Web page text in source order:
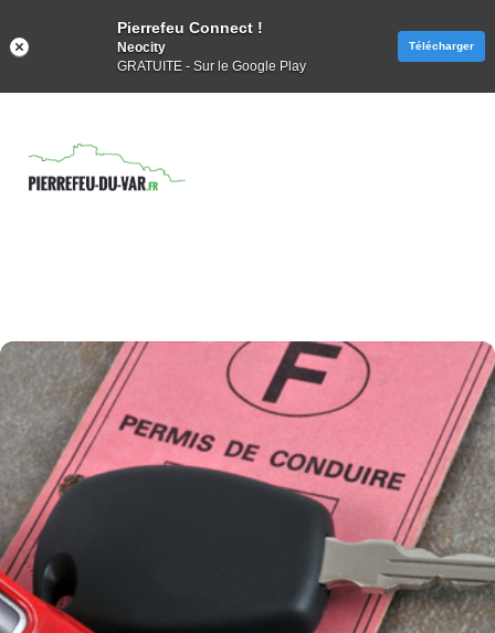
Pierrefeu Connect !
Neocity
GRATUITE - Sur le Google Play
Télécharger